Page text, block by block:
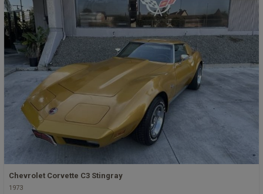
Chevrolet Corvette C3 Stingray
1973